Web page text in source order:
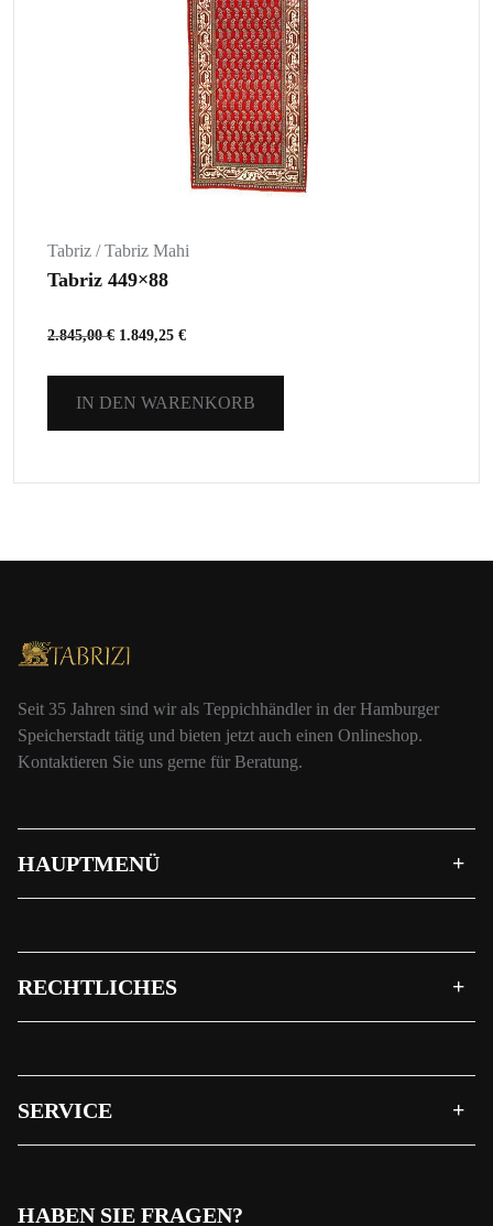
Tabriz / Tabriz Mahi
Tabriz 449×88
2.845,00€ 1.849,25 €
IN DEN WARENKORB
Seit 35 Jahren sind wir als Teppichhändler in der Hamburger
Speicherstadt tätig und bieten jetzt auch einen Onlineshop.
Kontaktieren Sie uns gerne für Beratung.
HAUPTMENÜ
RECHTLICHES
SERVICE
HABEN SIE FRAGEN?